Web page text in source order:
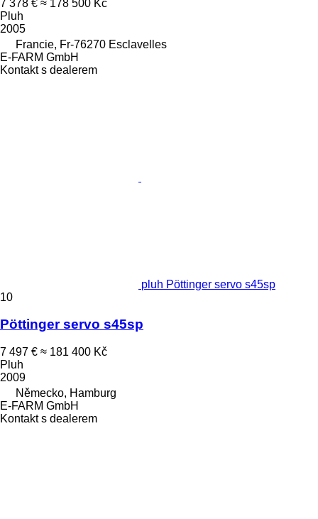
7 378 € ≈ 178 500 Kč
Pluh
2005
Francie, Fr-76270 Esclavelles
E-FARM GmbH
Kontakt s dealerem
pluh Pöttinger servo s45sp
10
Pöttinger servo s45sp
7 497 € ≈ 181 400 Kč
Pluh
2009
Německo, Hamburg
E-FARM GmbH
Kontakt s dealerem